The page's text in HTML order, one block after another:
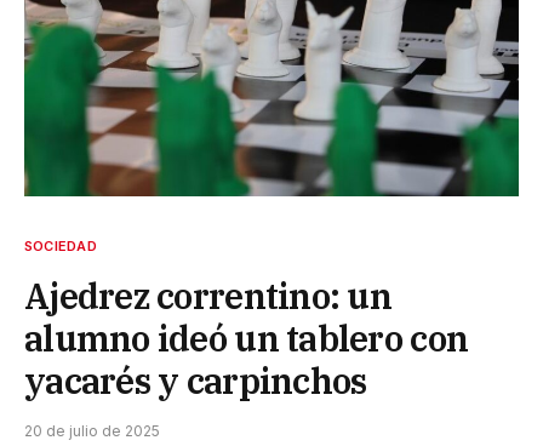
SOCIEDAD
Ajedrez correntino: un
alumno ideó un tablero con
yacarés y carpinchos
20 de julio de 2025